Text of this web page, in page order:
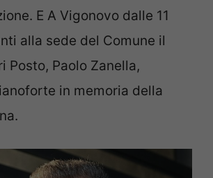
E A Vigonovo dalle 11
alla sede del Comune il
Posto, Paolo Zanella,
in memoria della